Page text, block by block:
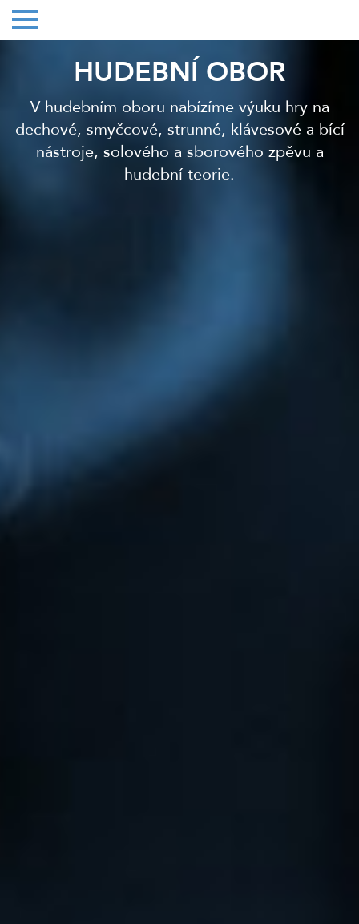
HUDEBNÍ OBOR
V hudebním oboru nabízíme výuku hry na
dechové, smyčcové, strunné, klávesové a bící
nástroje, solového a sborového zpěvu a
hudební teorie.